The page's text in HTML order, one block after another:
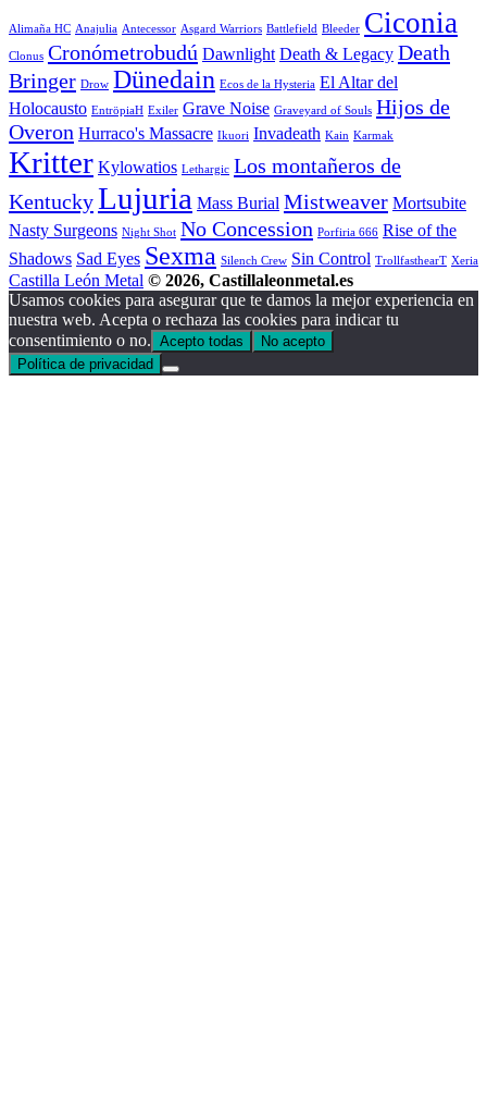
Alimaña HC Anajulia Antecessor Asgard Warriors Battlefield Bleeder Ciconia
Clonus Cronómetrobudú Dawnlight Death & Legacy Death
Bringer Drow Dünedain Ecos de la Hysteria El Altar del
Holocausto EntröpiaH Exiler Grave Noise Graveyard of Souls Hijos de
Overon Hurraco's Massacre Ikuori Invadeath Kain Karmak
Kritter Kylowatios Lethargic Los montañeros de
KentuckyLujuria Mass Burial Mistweaver Mortsubite
Nasty Surgeons Night Shot No Concession Porfiria 666 Rise of the
Shadows Sad Eyes Sexma Silench Crew Sin Control TrollfasthearT Xeria
Castilla León Metal © 2026, Castillaleonmetal.es
Usamos cookies para asegurar que te damos la mejor experiencia en
nuestra web. Acepta o rechaza las cookies para indicar tu
consentimiento o no. Acepto todas
No acepto
Política de privacidad